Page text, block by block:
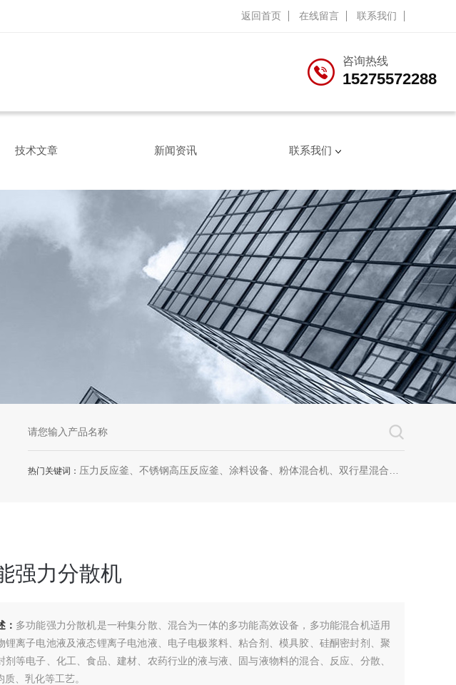
返回首页 在线留言 联系我们
咨询热线
15275572288
技术文章 新闻资讯 联系我们
热门关键词： 压力反应釜、不锈钢高压反应釜、涂料设备、粉体混合机、双行星混合机、卧式砂磨机、实验室砂磨机
强力分散机
： 多功能强力分散机是一种集分散、混合为一体的多功能高效设备，多功能混合机适用
锂离子电池液及液态锂离子电池液、电子电极浆料、粘合剂、模具胶、硅酮密封剂、聚
剂等电子、化工、食品、建材、农药行业的液与液、固与液物料的混合、反应、分散、
质、乳化等工艺。